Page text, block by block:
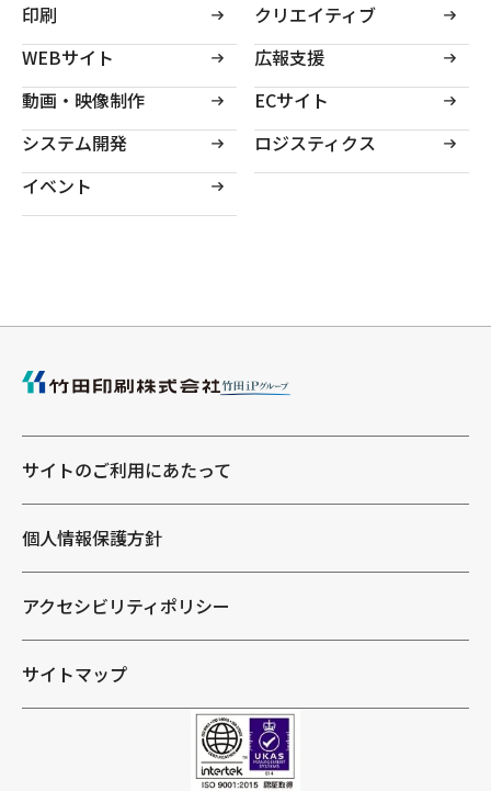
印刷
クリエイティブ
WEBサイト
広報支援
動画・映像制作
ECサイト
システム開発
ロジスティクス
イベント
サイトのご利用にあたって
個人情報保護方針
アクセシビリティポリシー
サイトマップ